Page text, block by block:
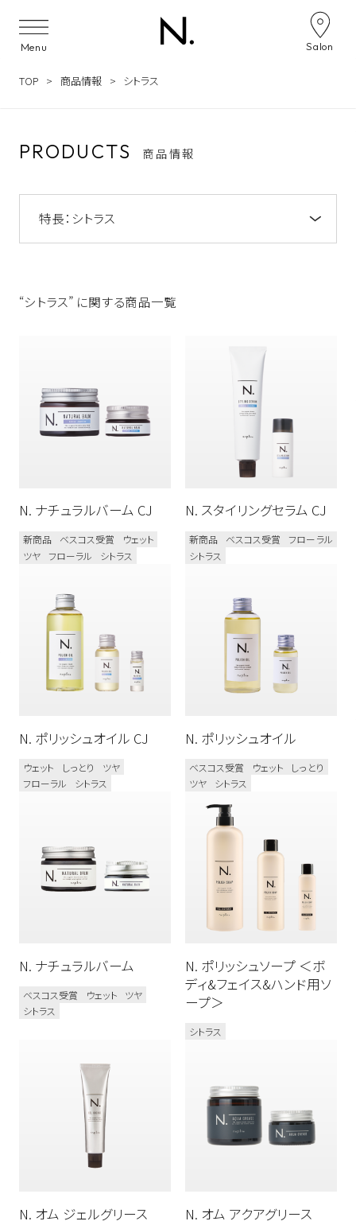
Menu Salon
TOP 商品情報 シトラス
PRODUCTS 商品情報
特長： シトラス
N. オイルイン シャンプー&トリートメント
ボディケア
新商品
N. オム
N. シアシャンプー&トリートメント
N. シア ドライシャンプー
N. シアオイル / N. シアミルク
N. ポリッシュソープ
プロユース
ベスコス受賞
シリコーンフリー
オーガニック植物成分配合
お試しサイズあり
リフィルあり
髪質のお悩み
ブリーチ毛
乾燥毛
ウェット
オイル
さらさら
しっとり
スプレー ツヤ
バーム
マット
フレグランス
フルーティ
ハーバル
フルーティーフローラル
ウッディ
フローラル
“シトラス” に関する商品一覧
N. ナチュラルバーム CJ
新商品 ベスコス受賞
ウェット
ツヤ
フローラル シトラス
N. スタイリングセラム CJ
新商品 ベスコス受賞
フローラル
シトラス
N. ポリッシュオイル CJ
ウェット しっとり
ツヤ
フローラル
シトラス
N. ポリッシュオイル
ベスコス受賞 ウェット
しっとり
ツヤ
シトラス
N. ナチュラルバーム
ベスコス受賞 ウェット
ツヤ
シトラス
N. ポリッシュソープ ＜ボ
ディ&フェイス&ハンド用ソ
ープ＞
シトラス
N. オム ジェルグリース N. オム アクアグリース